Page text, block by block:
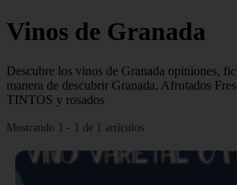
Vinos de Granada
Descubre los vinos de Granada opiniones,
manera de descubrir Granada, Afrutados
TINTOS y rosados
Mostrando 1 - 1 de 1 artículos